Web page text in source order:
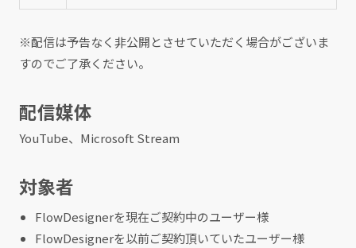
※配信は予告なく非公開とさせていただく場合がございま
すのでご了承ください。
配信媒体
YouTube、Microsoft Stream
対象者
FlowDesignerを現在ご契約中のユーザー様
FlowDesignerを以前ご契約頂いていたユーザー様